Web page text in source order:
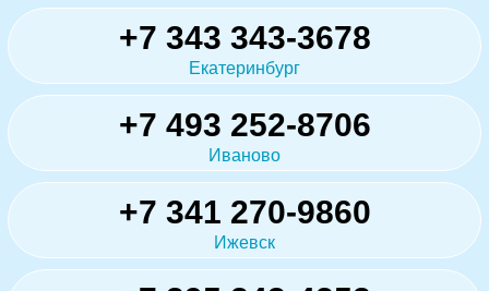
+7 343 343-3678
Екатеринбург
+7 493 252-8706
Иваново
+7 341 270-9860
Ижевск